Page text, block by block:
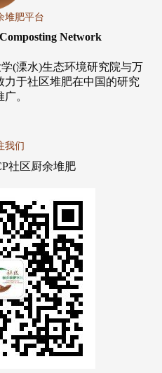
堆肥平台
Network
(溧水)生态环境研究院与万
于社区堆肥在中国的研究
。
我们
社区厨余堆肥